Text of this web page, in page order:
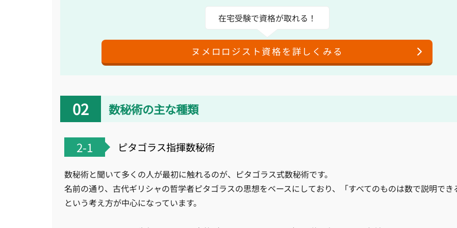
在宅受験で資格が取れる！
ヌメロロジスト資格を詳しくみる
数秘術の主な種類
2-1 ピタゴラス指揮数秘術
数秘術と聞いて多くの人が最初に触れるのが、ピタゴラス式数秘術です。
名前の通り、古代ギリシャの哲学者ピタゴラスの思想をベースにしており、「すべてのものは数で説明でき
という考え方が中心になっています。